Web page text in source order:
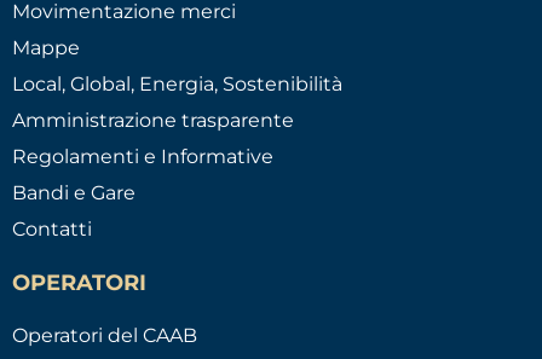
Movimentazione merci
Mappe
Local, Global, Energia, Sostenibilità
Amministrazione trasparente
Regolamenti e Informative
Bandi e Gare
Contatti
OPERATORI
Operatori del CAAB